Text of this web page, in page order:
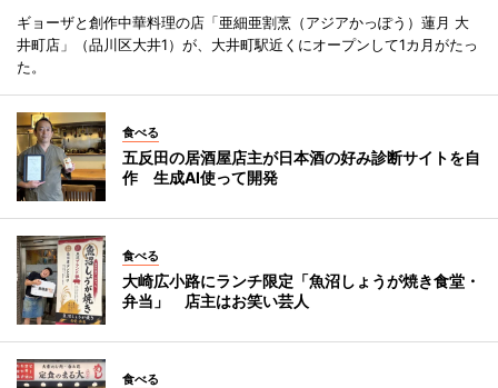
ギョーザと創作中華料理の店「亜細亜割烹（アジアかっぽう）蓮月 大
井町店」（品川区大井1）が、大井町駅近くにオープンして1カ月がたっ
た。
食べる
五反田の居酒屋店主が日本酒の好み診断サイトを自
作 生成AI使って開発
食べる
大崎広小路にランチ限定「魚沼しょうが焼き食堂・
弁当」 店主はお笑い芸人
食べる